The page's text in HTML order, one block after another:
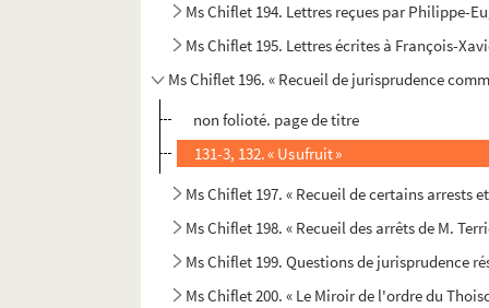
Ms Chiflet 194. Lettres reçues par Philippe-
Ms Chiflet 195. Lettres écrites à François-
Ms Chiflet 196. « Recueil de jurisprudence
non folioté. page de titre
131-3, 132. « Usufruit »
Ms Chiflet 197. « Recueil de certains
Ms Chiflet 198. « Recueil des arrêts de M.
Ms Chiflet 199. Questions de jurisprudence
Ms Chiflet 200. « Le Miroir de l'ordre du